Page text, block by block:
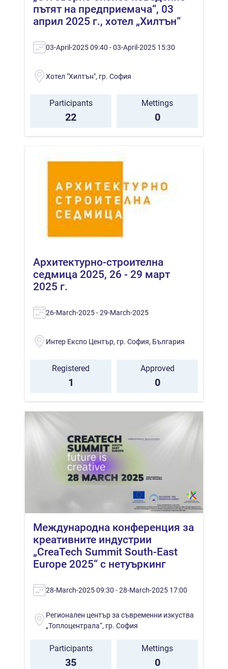
пътят на предприемача“, 03
април 2025 г., хотел „Хилтън“
03-April-2025 09:40 - 03-April-2025 15:30
Хотел "Хилтън", гр. София
Participants
22
Mettings
0
Архитектурно-строителна
седмица 2025, 26 - 29 март
2025 г.
26-March-2025 - 29-March-2025
Интер Експо Център, гр. София, България
Registered
1
Approved
0
Международна конференция за
креативните индустрии
„CreaTech Summit South-East
Europe 2025“ с нетуъркинг
28-March-2025 09:30 - 28-March-2025 17:00
Регионален център за съвременни изкуства
„Топлоцентрала“, гр. София
Participants
35
Mettings
0